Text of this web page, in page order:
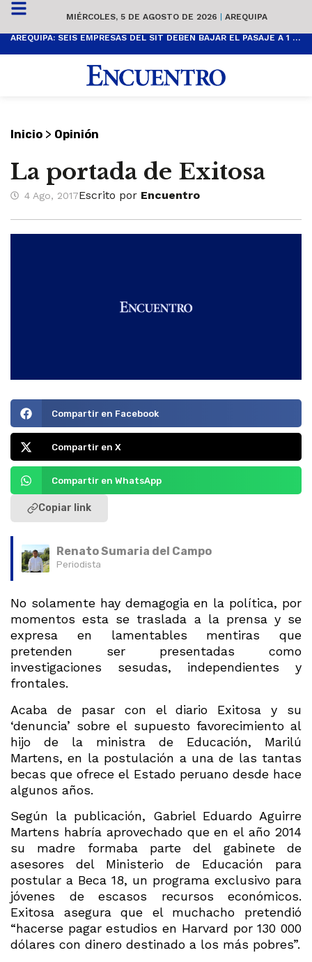
MIÉRCOLES, 5 DE AGOSTO DE 2026 | AREQUIPA
AREQUIPA: SEIS EMPRESAS DEL SIT DEBEN BAJAR EL PASAJE A 1 SOL
Inicio > Opinión
La portada de Exitosa
4 Ago, 2017Escrito por Encuentro
Compartir en Facebook
Compartir en X
Compartir en WhatsApp
Copiar link
Renato Sumaria del Campo
Periodista
No solamente hay demagogia en la política, por
momentos esta se traslada a la prensa y se
expresa en lamentables mentiras que
pretenden ser presentadas como
investigaciones sesudas, independientes y
frontales.
Acaba de pasar con el diario Exitosa y su
‘denuncia’ sobre el supuesto favorecimiento al
hijo de la ministra de Educación, Marilú
Martens, en la postulación a una de las tantas
becas que ofrece el Estado peruano desde hace
algunos años.
Según la publicación, Gabriel Eduardo Aguirre
Martens habría aprovechado que en el año 2014
su madre formaba parte del gabinete de
asesores del Ministerio de Educación para
postular a Beca 18, un programa exclusivo para
jóvenes de escasos recursos económicos.
Exitosa asegura que el muchacho pretendió
“hacerse pagar estudios en Harvard por 130 000
dólares con dinero destinado a los más pobres”.